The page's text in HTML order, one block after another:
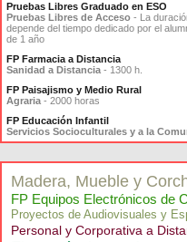
Pruebas Libres Graduado en ESO
Pruebas Libres de Acceso - La
depende del tiempo dedicado por el
de 1 año
FP Farmacia a Distancia
Sanidad a Distancia - 1300 h.
FP Paisajismo y Medio Rural
Agraria - 2000 horas
FP Educación Infantil
Servicios Socioculturales y a la
Madera, Mueble y
FP Equipos Electrónicos de
Proyectos de Audiovisuales y
Personal y Corporativa a